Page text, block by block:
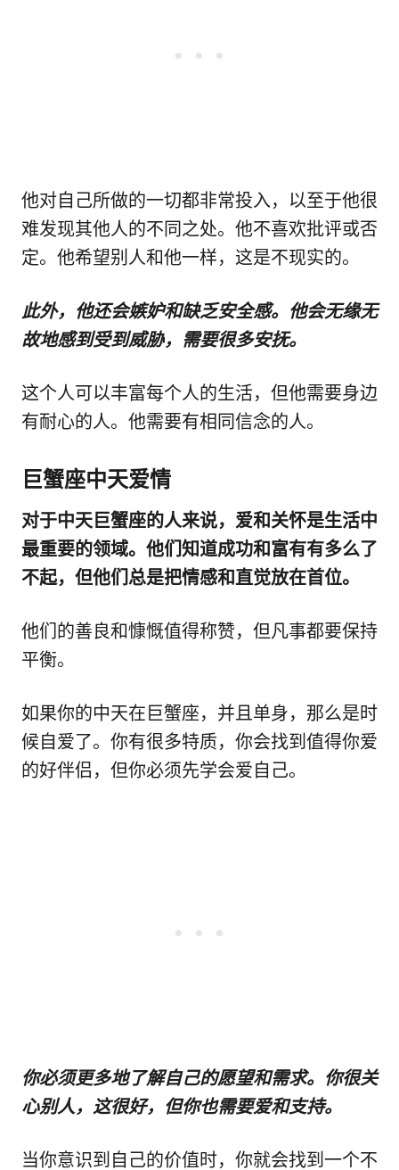
他对自己所做的一切都非常投入，以至于他很
难发现其他人的不同之处。他不喜欢批评或否
定。他希望别人和他一样，这是不现实的。
此外，他还会嫉妒和缺乏安全感。他会无缘无
故地感到受到威胁，需要很多安抚。
这个人可以丰富每个人的生活，但他需要身边
有耐心的人。他需要有相同信念的人。
巨蟹座中天爱情
对于中天巨蟹座的人来说，爱和关怀是生活中
最重要的领域。他们知道成功和富有有多么了
不起，但他们总是把情感和直觉放在首位。
他们的善良和慷慨值得称赞，但凡事都要保持
平衡。
如果你的中天在巨蟹座，并且单身，那么是时
候自爱了。你有很多特质，你会找到值得你爱
的好伴侣，但你必须先学会爱自己。
你必须更多地了解自己的愿望和需求。你很关
心别人，这很好，但你也需要爱和支持。
当你意识到自己的价值时，你就会找到一个不